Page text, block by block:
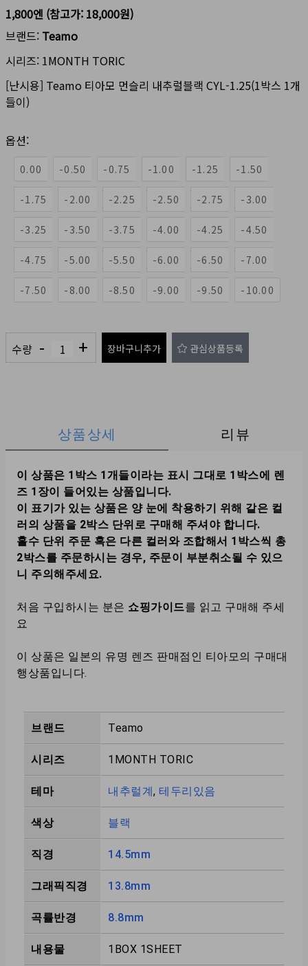
1,800엔 (참고가: 18,000원)
브랜드: Teamo
시리즈: 1MONTH TORIC
[난시용] Teamo 티아모 먼슬리 내추럴블랙 CYL-1.25(1박스 1개
들이)
옵션:
0.00 -0.50 -0.75 -1.00 -1.25 -1.50
-1.75 -2.00 -2.25 -2.50 -2.75 -3.00
-3.25 -3.50 -3.75 -4.00 -4.25 -4.50
-4.75 -5.00 -5.50 -6.00 -6.50 -7.00
-7.50 -8.00 -8.50 -9.00 -9.50 -10.00
수량 - + 장바구니추가 관심상품등록
상품상세 리뷰
이 상품은 1박스 1개들이라는 표시 그대로 1박스에 렌
즈 1장이 들어있는 상품입니다.
이 표기가 있는 상품은 양 눈에 착용하기 위해 같은 컬
러의 상품을 2박스 단위로 구매해 주셔야 합니다.
홀수 단위 주문 혹은 다른 컬러와 조합해서 1박스씩 총
2박스를 주문하시는 경우, 주문이 부분취소될 수 있으
니 주의해주세요.
처음 구입하시는 분은 쇼핑가이드를 읽고 구매해 주세
요
이 상품은 일본의 유명 렌즈 판매점인 티아모의 구매대
행상품입니다.
브랜드 Teamo
시리즈 1MONTH TORIC
테마 내추럴계, 테두리있음
색상 블랙
직경 14.5mm
그래픽직경 13.8mm
곡률반경 8.8mm
내용물 1BOX 1SHEET